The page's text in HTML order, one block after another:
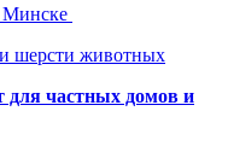
Минске
шерсти животных
для частных домов и